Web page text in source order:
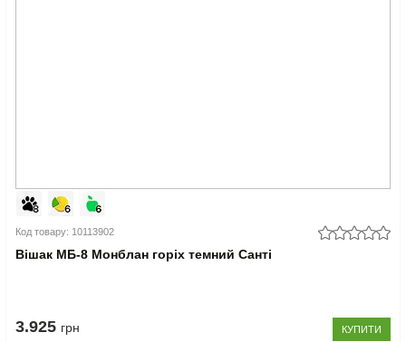
Код товару: 10113902
Вішак МБ-8 Монблан горіх темний Санті
3.925 грн КУПИТИ